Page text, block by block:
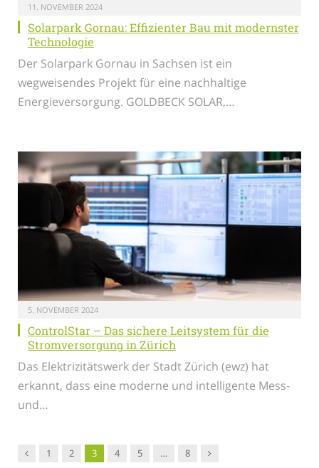
11. NOVEMBER 2024
Solarpark Gornau: Effizienter Bau mit modernster
Technologie
Der Solarpark Gornau in Sachsen ist ein
wegweisendes Projekt für eine nachhaltige
Energieversorgung. GOLDBECK SOLAR,…
5. NOVEMBER 2024
ControlStar – Das sichere Leitsystem für die
Stromversorgung in Zürich
Das Elektrizitätswerk der Stadt Zürich (ewz) hat
erkannt, dass eine moderne und intelligente Mess-
und…
Vorgänger
1 2 3 4 5 … 8 Nachfolger